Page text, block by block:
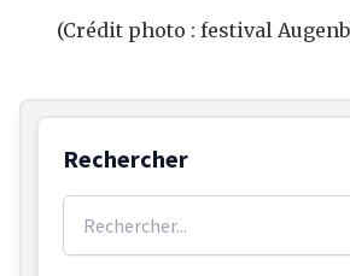
(Crédit photo : festival
Rechercher